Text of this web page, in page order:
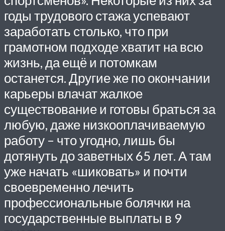
годы трудового стажа успевают
заработать столько, что при
грамотном подходе хватит на всю
жизнь, да ещё и потомкам
останется. Другие же по окончании
карьеры влачат жалкое
существование и готовы браться за
любую, даже низкооплачиваемую
работу – что угодно, лишь бы
дотянуть до заветных 65 лет. А там
уже начать «шиковать» и почти
своевременно лечить
профессиональные болячки на
государственные выплаты в 9